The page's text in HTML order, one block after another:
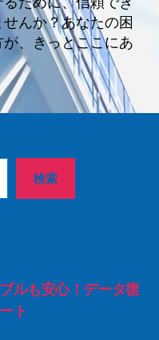
んか？あなたの困
、きっとここにあ
検索
ルも安心！データ復
ト